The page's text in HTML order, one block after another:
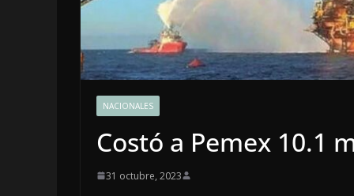
NACIONALES
Costó a Pemex 10.1
31 octubre, 2023
LOCALES OPINIÓN
5 agosto, 2026